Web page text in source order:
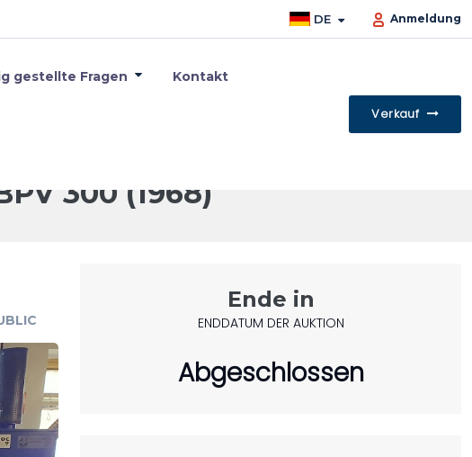
DE Anmeldung
gestellte Fragen Kontakt
Verkauf
300 (1968)
Ende in
ENDDATUM DER AUKTION
Abgeschlossen